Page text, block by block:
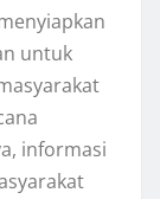
untuk
informasi